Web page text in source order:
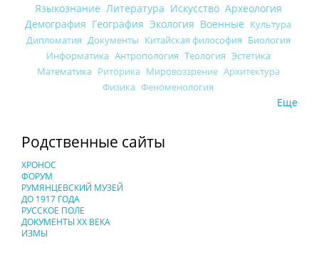
Языкознание Литература Искусство Археология
Демография География Экология Военные Культура
Дипломатия Документы Китайская философия Биология
Информатика Антропология Теология Эстетика
Математика Риторика Мировоззрение Архитектура
Физика Феноменология
Еще
Родственные сайты
ХРОНОС
ФОРУМ
РУМЯНЦЕВСКИЙ МУЗЕЙ
ДО 1917 ГОДА
РУССКОЕ ПОЛЕ
ДОКУМЕНТЫ XX ВЕКА
ИЗМЫ